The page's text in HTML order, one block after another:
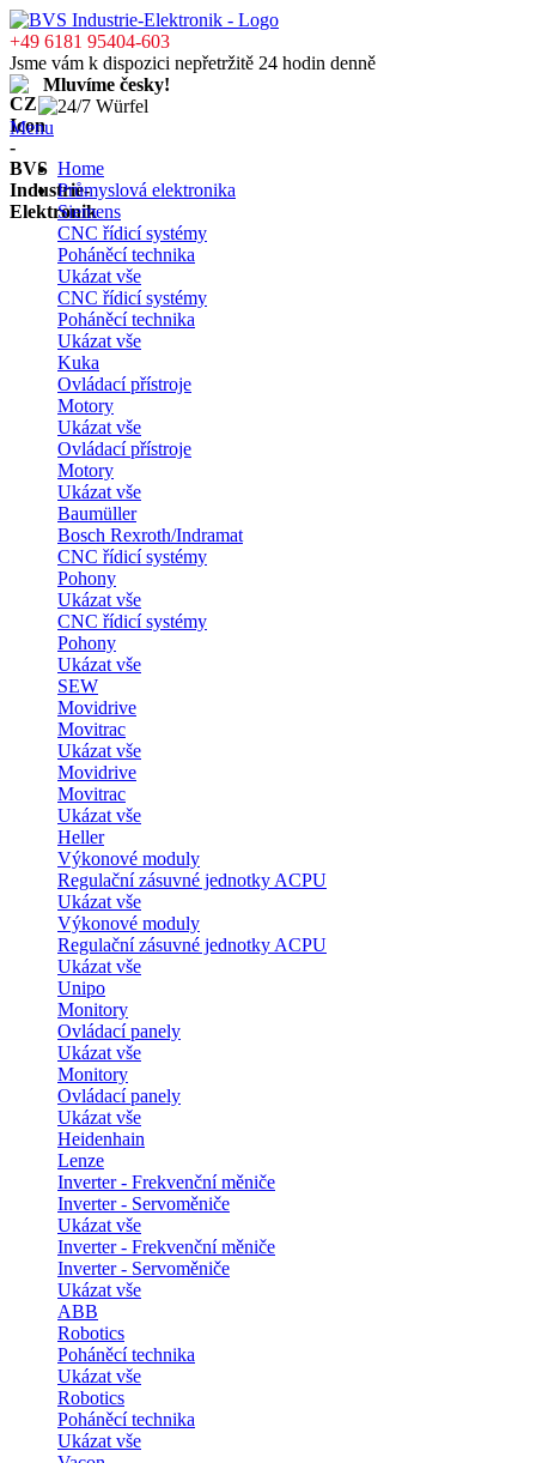
+49 6181 95404-603
Jsme vám k dispozici nepřetržitě 24 hodin denně
Mluvíme česky!
Menu
Home
Průmyslová elektronika
Siemens
CNC řídicí systémy
Poháněcí technika
Ukázat vše
CNC řídicí systémy
Poháněcí technika
Ukázat vše
Kuka
Ovládací přístroje
Motory
Ukázat vše
Ovládací přístroje
Motory
Ukázat vše
Baumüller
Bosch Rexroth/Indramat
CNC řídicí systémy
Pohony
Ukázat vše
CNC řídicí systémy
Pohony
Ukázat vše
SEW
Movidrive
Movitrac
Ukázat vše
Movidrive
Movitrac
Ukázat vše
Heller
Výkonové moduly
Regulační zásuvné jednotky ACPU
Ukázat vše
Výkonové moduly
Regulační zásuvné jednotky ACPU
Ukázat vše
Unipo
Monitory
Ovládací panely
Ukázat vše
Monitory
Ovládací panely
Ukázat vše
Heidenhain
Lenze
Inverter - Frekvenční měniče
Inverter - Servoměniče
Ukázat vše
Inverter - Frekvenční měniče
Inverter - Servoměniče
Ukázat vše
ABB
Robotics
Poháněcí technika
Ukázat vše
Robotics
Poháněcí technika
Ukázat vše